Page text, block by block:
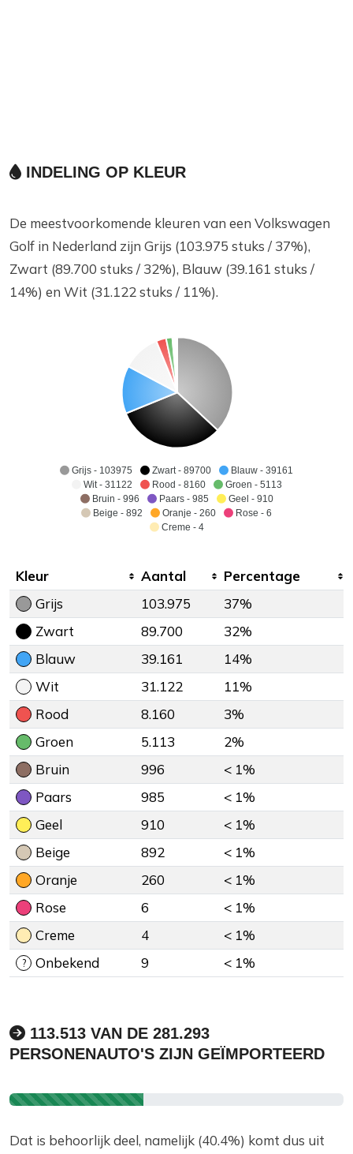
INDELING OP KLEUR
De meestvoorkomende kleuren van een Volkswagen
Golf in Nederland zijn Grijs (103.975 stuks / 37%),
Zwart (89.700 stuks / 32%), Blauw (39.161 stuks /
14%) en Wit (31.122 stuks / 11%).
Grijs - 103975 Zwart - 89700
Blauw - 39161
Wit - 31122
Rood - 8160
Groen - 5113
Bruin - 996
Paars - 985
Geel - 910
Beige - 892
Oranje - 260
Rose - 6
Creme - 4
Kleur Aantal
Percentage
Grijs
103.975
37%
Zwart
89.700
32%
Blauw
39.161
14%
Wit
31.122
11%
Rood
8.160
3%
Groen
5.113
2%
Bruin
996
< 1%
Paars
985
< 1%
Geel
910
< 1%
Beige
892
< 1%
Oranje
260
< 1%
Rose
6
< 1%
Creme
4 < 1%
? Onbekend 9 < 1%
113.513 VAN DE 281.293
PERSONENAUTO'S ZIJN GEÏMPORTEERD
Dat is behoorlijk deel, namelijk (40.4%) komt dus uit